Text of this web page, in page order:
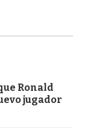
Ronald
jugador